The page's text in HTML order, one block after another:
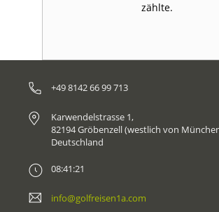
zählte.
+49 8142 66 99 713
Karwendelstrasse 1,
82194 Gröbenzell (westlich von
Deutschland
08:41:21
info@golfreisen1a.com